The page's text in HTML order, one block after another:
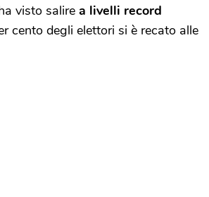
visto salire a livelli record
cento degli elettori si è recato alle